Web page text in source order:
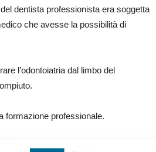
dentista professionista era soggetta
che avesse la possibilità di
l’odontoiatria dal limbo del
formazione professionale.
insegnamento facoltativo nei corsi